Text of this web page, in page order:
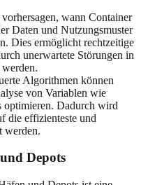
wann Container
Daten und Nutzungsmuster
Dies ermöglicht rechtzeitige
unerwartete Störungen in
Algorithmen können
von Variablen wie
optimieren. Dadurch wird
die effizienteste und
werden.
Depots